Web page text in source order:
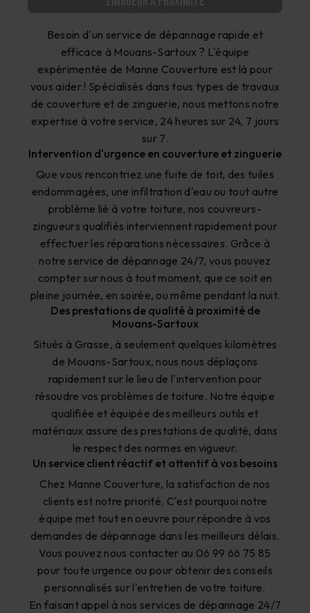
Besoin d'un service de dépannage rapide et
efficace à Mouans-Sartoux ? L'équipe
expérimentée de Manne Couverture est là pour
vous aider ! Spécialisés dans tous types de travaux
de couverture et de zinguerie, nous mettons notre
expertise à votre service, 24 heures sur 24, 7 jours
sur 7.
Intervention d'urgence en couverture et zinguerie
Que vous rencontriez une fuite de toit, des tuiles
endommagées, une infiltration d'eau ou tout autre
problème lié à votre toiture, nos couvreurs-
zingueurs qualifiés interviennent rapidement pour
effectuer les réparations nécessaires. Grâce à
notre service de dépannage 24/7, vous pouvez
compter sur nous à tout moment, que ce soit en
pleine journée, en soirée, ou même pendant la nuit.
Des prestations de qualité à proximité de
Mouans-Sartoux
Situés à Grasse, à seulement quelques kilomètres
de Mouans-Sartoux, nous nous déplaçons
rapidement sur le lieu de l'intervention pour
résoudre vos problèmes de toiture. Notre équipe
qualifiée et équipée des meilleurs outils et
matériaux assure des prestations de qualité, dans
le respect des normes en vigueur.
Un service client réactif et attentif à vos besoins
Chez Manne Couverture, la satisfaction de nos
clients est notre priorité. C'est pourquoi notre
équipe met tout en oeuvre pour répondre à vos
demandes de dépannage dans les meilleurs délais.
Vous pouvez nous contacter au 06 99 66 75 85
pour toute urgence ou pour obtenir des conseils
personnalisés sur l'entretien de votre toiture.
En faisant appel à nos services de dépannage 24/7